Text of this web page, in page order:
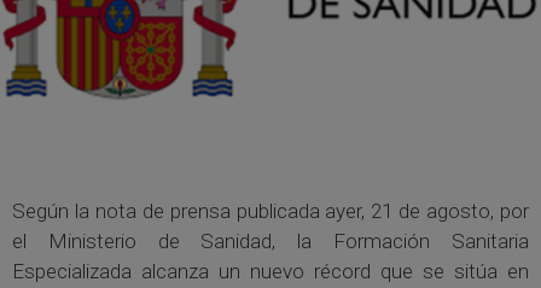
Según la nota de prensa publicada ayer, 21 de agosto, por
el Ministerio de Sanidad, la Formación Sanitaria
Especializada alcanza un nuevo récord que se sitúa en